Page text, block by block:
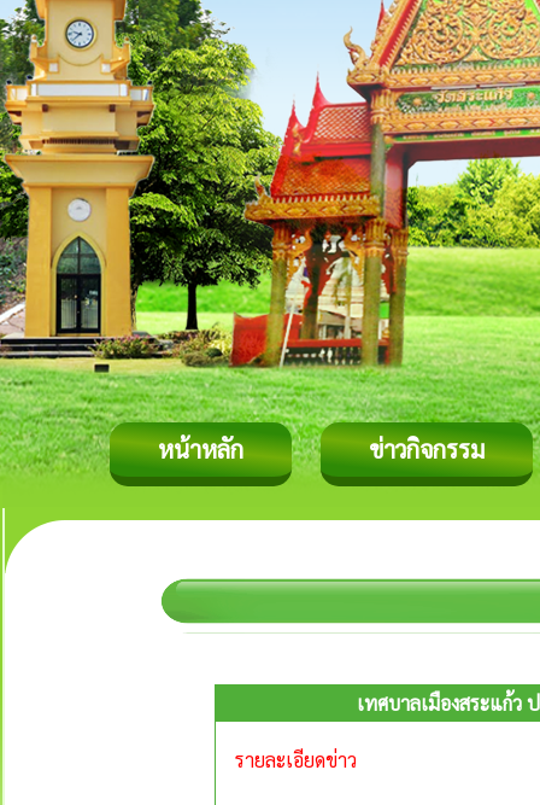
หน้าหลัก ข่าวกิจกรรม
เทศบาลเมืองสระแก้ว
รายละเอียดข่าว